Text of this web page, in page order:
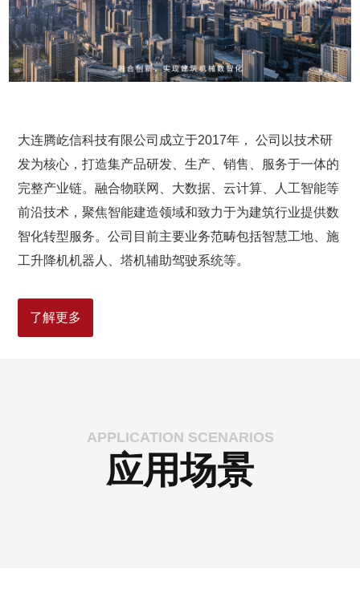
大连腾屹信科技有限公司成立于2017年， 公司以技术研
发为核心，打造集产品研发、生产、销售、服务于一体的
完整产业链。融合物联网、大数据、云计算、人工智能等
前沿技术，聚焦智能建造领域和致力于为建筑行业提供数
智化转型服务。公司目前主要业务范畴包括智慧工地、施
工升降机机器人、塔机辅助驾驶系统等。
了解更多
APPLICATION SCENARIOS
应用场景